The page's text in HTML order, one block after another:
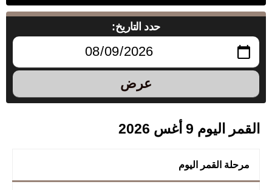
حدد التاريخ:
عرض
القمر اليوم 9 أغس 2026
مرحلة القمر اليوم